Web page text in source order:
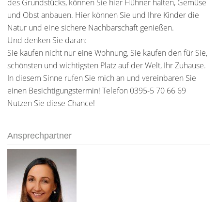
des Grundstücks, können Sie hier Hühner halten, Gemüse
und Obst anbauen. Hier können Sie und Ihre Kinder die
Natur und eine sichere Nachbarschaft genießen.
Und denken Sie daran:
Sie kaufen nicht nur eine Wohnung, Sie kaufen den für Sie,
schönsten und wichtigsten Platz auf der Welt, Ihr Zuhause.
In diesem Sinne rufen Sie mich an und vereinbaren Sie
einen Besichtigungstermin! Telefon 0395-5 70 66 69
Nutzen Sie diese Chance!
Ansprechpartner